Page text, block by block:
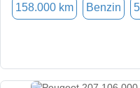
158.000 km Benzin